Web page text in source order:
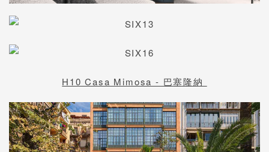
H10 Casa Mimosa - 巴塞隆納